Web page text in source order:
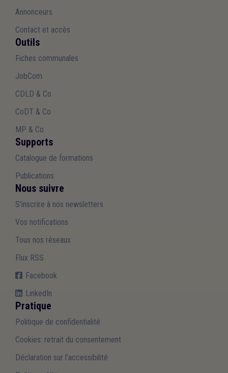
Annonceurs
Contact et accès
Outils
Fiches communales
JobCom
CDLD & Co
CoDT & Co
MP & Co
Supports
Catalogue de formations
Publications
Nous suivre
S'inscrire à nos newsletters
Vos notifications
Tous nos réseaux
Flux RSS
Facebook
LinkedIn
Pratique
Politique de confidentialité
Cookies: retrait du consentement
Déclaration sur l'accessibilité